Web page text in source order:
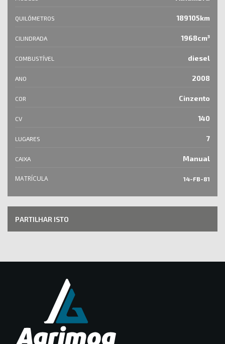
QUILÓMETROS 189105km
CILINDRADA 1968cm³
COMBUSTÍVEL diesel
ANO 2008
COR Cinzento
CV 140
LUGARES 7
CAIXA Manual
MATRÍCULA 14-FB-81
PARTILHAR ISTO